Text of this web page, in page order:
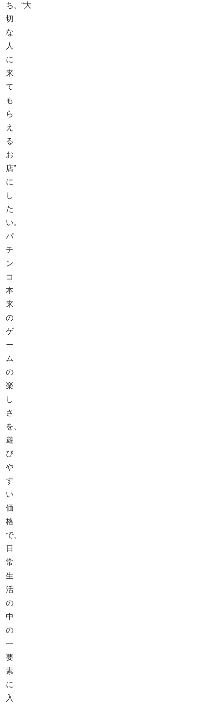
ち、“大
切
な
人
に
来
て
も
ら
え
る
お
店”
に
し
た
い。
パ
チ
ン
コ
本
来
の
ゲ
ー
ム
の
楽
し
さ
を、
遊
び
や
す
い
価
格
で、
日
常
生
活
の
中
の
一
要
素
に
入